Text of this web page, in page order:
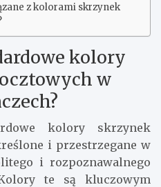
z kolorami skrzynek
kolory
w
kolory skrzynek
i przestrzegane w
i rozpoznawalnego
te są kluczowym